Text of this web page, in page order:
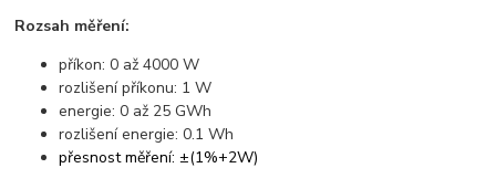
Rozsah měření:
příkon: 0 až 4000 W
rozlišení příkonu: 1 W
energie: 0 až 25 GWh
rozlišení energie: 0.1 Wh
přesnost měření: ±(1%+2W)